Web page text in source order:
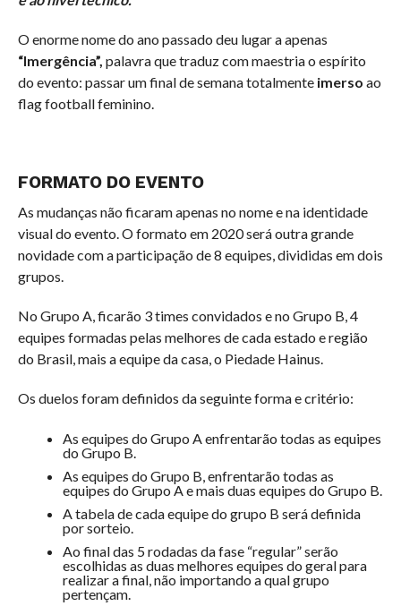
O enorme nome do ano passado deu lugar a apenas
“Imergência”, palavra que traduz com maestria o espírito
do evento: passar um final de semana totalmente imerso ao
flag football feminino.
FORMATO DO EVENTO
As mudanças não ficaram apenas no nome e na identidade
visual do evento. O formato em 2020 será outra grande
novidade com a participação de 8 equipes, divididas em dois
grupos.
No Grupo A, ficarão 3 times convidados e no Grupo B, 4
equipes formadas pelas melhores de cada estado e região
do Brasil, mais a equipe da casa, o Piedade Hainus.
Os duelos foram definidos da seguinte forma e critério:
As equipes do Grupo A enfrentarão todas as equipes
do Grupo B.
As equipes do Grupo B, enfrentarão todas as
equipes do Grupo A e mais duas equipes do Grupo B.
A tabela de cada equipe do grupo B será definida
por sorteio.
Ao final das 5 rodadas da fase “regular” serão
escolhidas as duas melhores equipes do geral para
realizar a final, não importando a qual grupo
pertençam.